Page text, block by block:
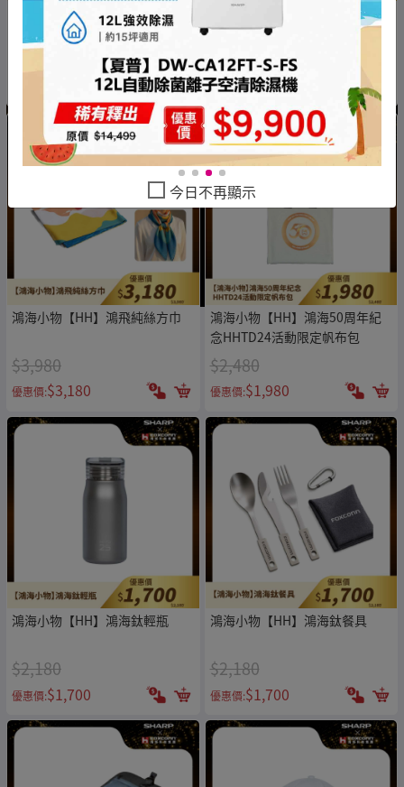
鴻海小物【HH】典藏福袋組
1688
鴻海小物【HH】超值福袋組
1288
$3,285
優惠價:$1,288
鴻海小物【HH】鴻飛純絲方巾
$3,980
優惠價:$3,180
鴻海小物【HH】鴻海50周年紀
念HHTD24活動限定帆布包
$2,480
優惠價:$1,980
鴻海小物【HH】鴻海鈦輕瓶
$2,180
優惠價:$1,700
鴻海小物【HH】鴻海鈦餐具
$2,180
優惠價:$1,700
今日不再顯示